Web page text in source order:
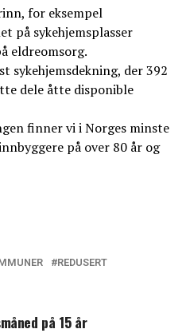
for eksempel
på sykehjemsplasser
eldreomsorg.
sykehjemsdekning, der 392
dele åtte disponible
finner vi i Norges minste
på over 80 år og
REDUSERT
på 15 år